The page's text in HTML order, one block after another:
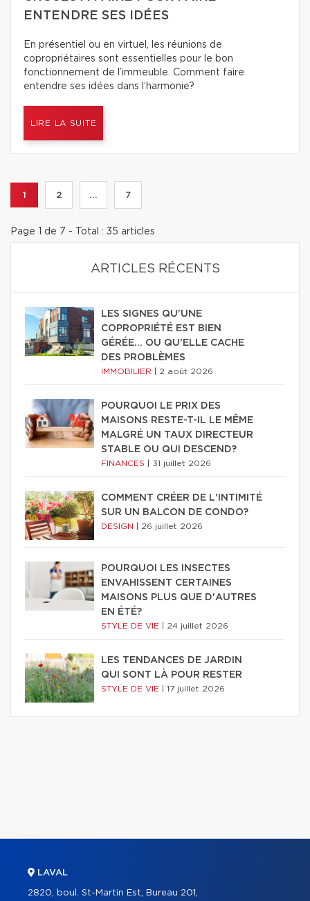
ENTENDRE SES IDÉES
En présentiel ou en virtuel, les réunions de
copropriétaires sont essentielles pour le bon
fonctionnement de l’immeuble. Comment faire
entendre ses idées dans l’harmonie?
LIRE LA SUITE
1 2 ... 7
Page 1 de 7 - Total : 35 articles
ARTICLES RÉCENTS
LES SIGNES QU'UNE
COPROPRIÉTÉ EST BIEN
GÉRÉE… OU QU'ELLE CACHE
DES PROBLÈMES
IMMOBILIER 2 août 2026
POURQUOI LE PRIX DES
MAISONS RESTE-T-IL LE MÊME
MALGRÉ UN TAUX DIRECTEUR
STABLE OU QUI DESCEND?
FINANCES 31 juillet 2026
COMMENT CRÉER DE L'INTIMITÉ
SUR UN BALCON DE CONDO?
DESIGN 26 juillet 2026
POURQUOI LES INSECTES
ENVAHISSENT CERTAINES
MAISONS PLUS QUE D'AUTRES
EN ÉTÉ?
STYLE DE VIE 24 juillet 2026
LES TENDANCES DE JARDIN
QUI SONT LÀ POUR RESTER
STYLE DE VIE 17 juillet 2026
LAVAL
2820, boul. St-Martin Est, Bureau 201,